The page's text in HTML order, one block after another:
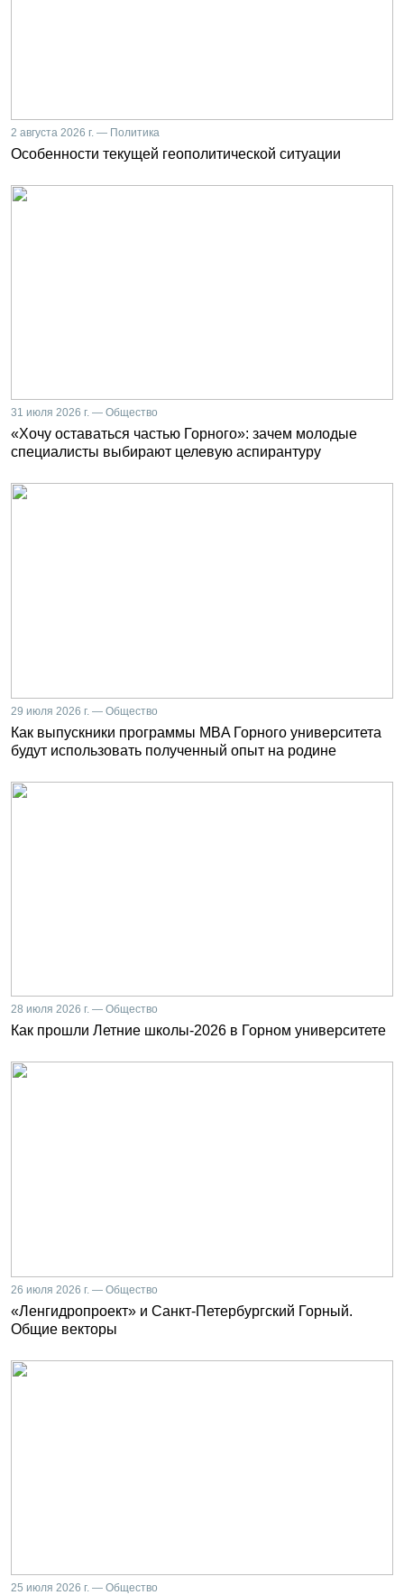
2 августа 2026 г. — Политика
Особенности текущей геополитической ситуации
31 июля 2026 г. — Общество
«Хочу оставаться частью Горного»: зачем молодые
специалисты выбирают целевую аспирантуру
29 июля 2026 г. — Общество
Как выпускники программы MBA Горного университета
будут использовать полученный опыт на родине
28 июля 2026 г. — Общество
Как прошли Летние школы-2026 в Горном университете
26 июля 2026 г. — Общество
«Ленгидропроект» и Санкт-Петербургский Горный.
Общие векторы
25 июля 2026 г. — Общество